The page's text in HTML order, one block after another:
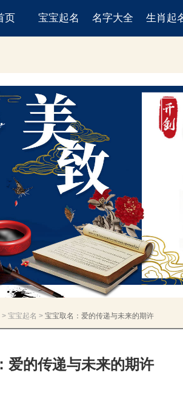
页 宝宝起名 名字大全 生肖起
> 宝宝起名 > 宝宝取名：爱的传递与未来的期许
爱的传递与未来的期许